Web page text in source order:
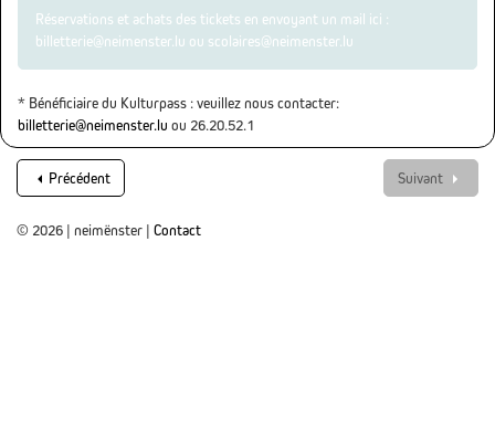
Réservations et achats des tickets en envoyant un mail ici :
billetterie@neimenster.lu ou scolaires@neimenster.lu
* Bénéficiaire du Kulturpass : veuillez nous contacter:
billetterie@neimenster.lu ou 26.20.52.1
Précédent Suivant
© 2026 | neimënster | Contact